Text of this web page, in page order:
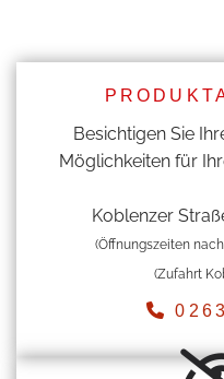
Besichtigen Sie
Möglichkeiten für
Koblenzer
(Öffnungszeiten
(Zufahrt
